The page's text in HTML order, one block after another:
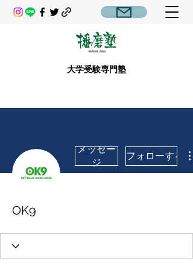
大学受験専門塾
メッセー
ジ
フォローする
OK9